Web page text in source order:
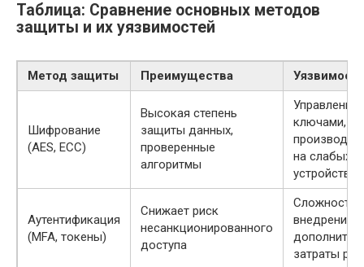
Таблица: Сравнение основных методов
защиты и их уязвимостей
Метод защиты Преимущества
Шифрование
(AES, ECC)
Высокая степень
защиты данных,
проверенные
алгоритмы
Управление
ключами,
на слабых
устройствах
Аутентификация
(MFA, токены)
Снижает риск
несанкционированного
доступа
Сложность
внедрения,
затраты